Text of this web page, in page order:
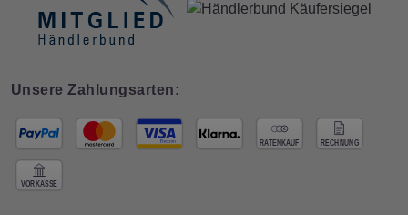
Unsere Zahlungsarten: